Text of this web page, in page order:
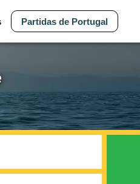
Partidas de Portugal